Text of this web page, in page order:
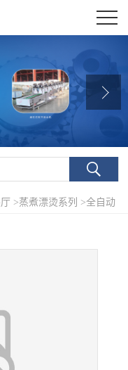
>蒸煮漂烫系列 >全自动